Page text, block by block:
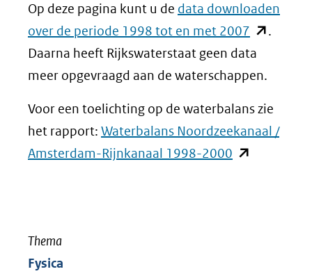
Op deze pagina kunt u de data downloaden
over de periode 1998 tot en met 2007 (opent
in
nieuw
naar
.
Daarna heeft Rijkswaterstaat geen data
meer opgevraagd aan de waterschappen.
Voor een toelichting op de waterbalans zie
het rapport: Waterbalans Noordzeekanaal /
Amsterdam-Rijnkanaal 1998-2000 (opent
Thema
Fysica